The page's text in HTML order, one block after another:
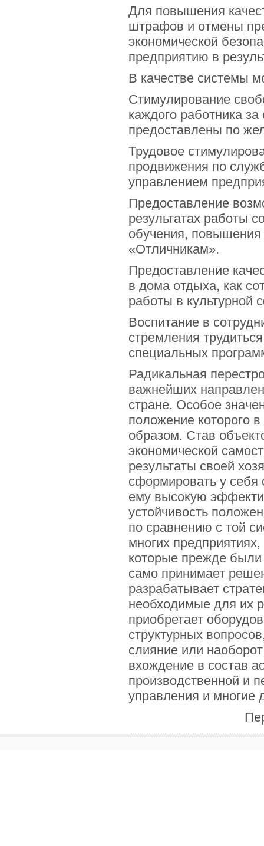
Для повышения
штрафов и отмены
экономической
предприятию в
В качестве системы
Стимулирование
каждого работника
предоставлены по
Трудовое
продвижения по
управлением
Предоставление
результатах работы
обучения,
«Отличникам».
Предоставление
в дома отдыха, как
работы в культурной
Воспитание в
стремления
специальных
Радикальная
важнейших
стране. Особое
положение которого
образом. Став
экономической
результаты своей
сформировать у себя
ему высокую
устойчивость
по сравнению с той
многих
которые прежде
само принимает
разрабатывает
необходимые для их
приобретает
структурных
слияние или
вхождение в состав
производственной и
управления и многие